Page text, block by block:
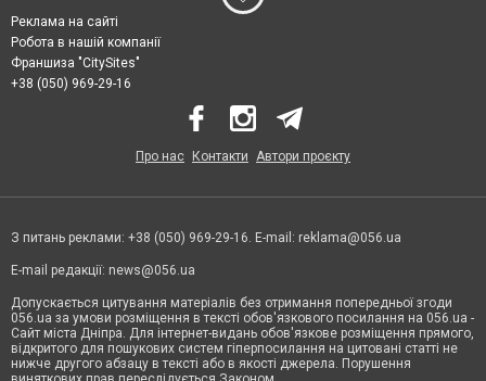
Реклама на сайті
Робота в нашій компанії
Франшиза "CitySites"
+38 (050) 969-29-16
Про нас Контакти Автори проєкту
З питань реклами: +38 (050) 969-29-16. E-mail: reklama@056.ua
E-mail редакції: news@056.ua
Допускається цитування матеріалів без отримання попередньої згоди
056.ua за умови розміщення в тексті обов'язкового посилання на 056.ua -
Сайт міста Дніпра. Для інтернет-видань обов'язкове розміщення прямого,
відкритого для пошукових систем гіперпосилання на цитовані статті не
нижче другого абзацу в тексті або в якості джерела. Порушення